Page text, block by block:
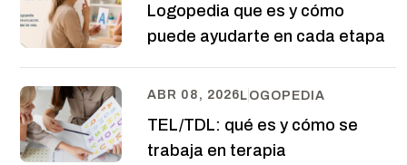
Logopedia que es y cómo
puede ayudarte en cada etapa
ABR 08, 2026 LOGOPEDIA
TEL/TDL: qué es y cómo se
trabaja en terapia